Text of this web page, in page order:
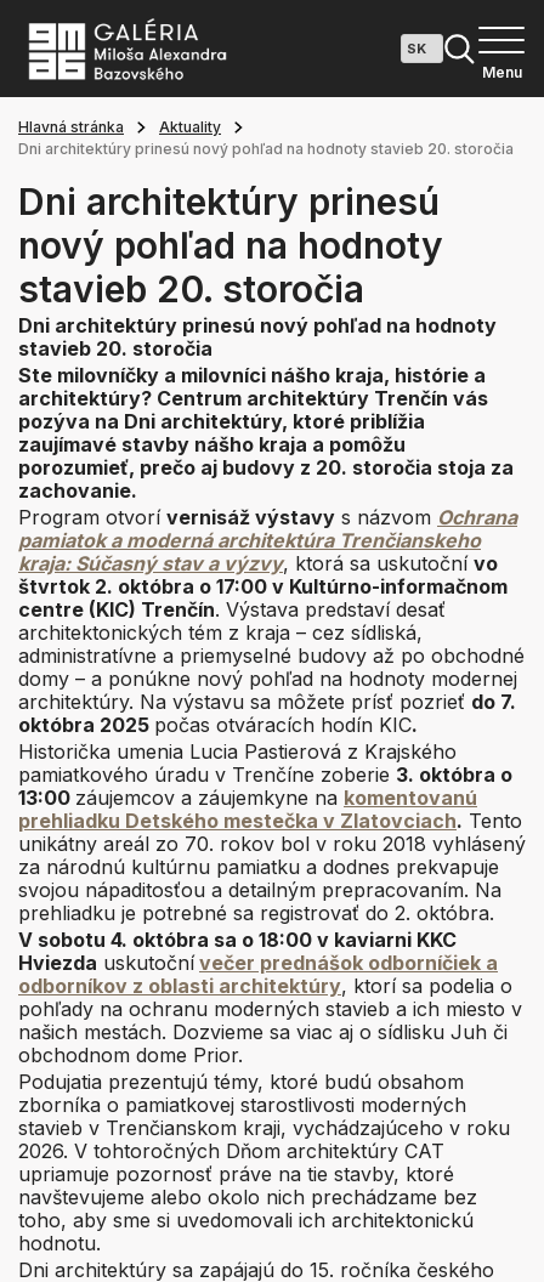
Menu
Hlavná stránka
Aktuality
Dni architektúry prinesú nový pohľad na hodnoty stavieb 20. storočia
Dni architektúry prinesú
nový pohľad na hodnoty
stavieb 20. storočia
Dni architektúry prinesú nový pohľad na hodnoty
stavieb 20. storočia
Ste milovníčky a milovníci nášho kraja, histórie a
architektúry? Centrum architektúry Trenčín vás
pozýva na Dni architektúry, ktoré priblížia
zaujímavé stavby nášho kraja a pomôžu
porozumieť, prečo aj budovy z 20. storočia stoja za
zachovanie.
Program otvorí vernisáž výstavy s názvom Ochrana
pamiatok a moderná architektúra Trenčianskeho
kraja: Súčasný stav a výzvy, ktorá sa uskutoční vo
štvrtok 2. októbra o 17:00 v Kultúrno-informačnom
centre (KIC) Trenčín. Výstava predstaví desať
architektonických tém z kraja – cez sídliská,
administratívne a priemyselné budovy až po obchodné
domy – a ponúkne nový pohľad na hodnoty modernej
architektúry. Na výstavu sa môžete prísť pozrieť do 7.
októbra 2025 počas otváracích hodín KIC.
Historička umenia Lucia Pastierová z Krajského
pamiatkového úradu v Trenčíne zoberie 3. októbra o
13:00 záujemcov a záujemkyne na komentovanú
prehliadku Detského mestečka v Zlatovciach. Tento
unikátny areál zo 70. rokov bol v roku 2018 vyhlásený
za národnú kultúrnu pamiatku a dodnes prekvapuje
svojou nápaditosťou a detailným prepracovaním. Na
prehliadku je potrebné sa registrovať do 2. októbra.
V sobotu 4. októbra sa o 18:00 v kaviarni KKC
Hviezda uskutoční večer prednášok odborníčiek a
odborníkov z oblasti architektúry, ktorí sa podelia o
pohľady na ochranu moderných stavieb a ich miesto v
našich mestách. Dozvieme sa viac aj o sídlisku Juh či
obchodnom dome Prior.
Podujatia prezentujú témy, ktoré budú obsahom
zborníka o pamiatkovej starostlivosti moderných
stavieb v Trenčianskom kraji, vychádzajúceho v roku
2026. V tohtoročných Dňom architektúry CAT
upriamuje pozornosť práve na tie stavby, ktoré
navštevujeme alebo okolo nich prechádzame bez
toho, aby sme si uvedomovali ich architektonickú
hodnotu.
Dni architektúry sa zapájajú do 15. ročníka českého